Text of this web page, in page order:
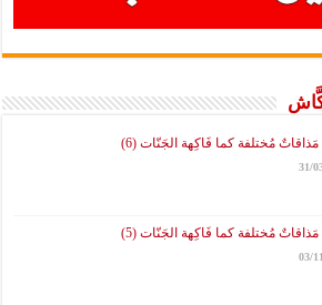
مُختلفة كما فَاكِهة الجَنّات (6)
31/
مُختلفة كما فَاكِهة الجَنّات (5)
03/